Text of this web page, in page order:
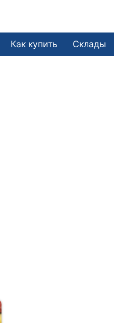
Как купить Склады